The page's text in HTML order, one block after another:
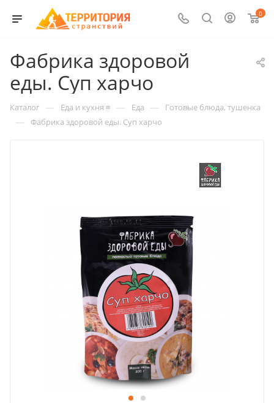
0
Фабрика здоровой
еды. Суп харчо
Каталог — Еда и кухня ≡ — Еда — Готовые блюда, тушенка
— Фабрика здоровой еды. Суп харчо